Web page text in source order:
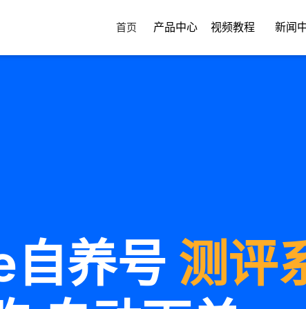
首页 产品中心 视频教程 新闻
养号 测评